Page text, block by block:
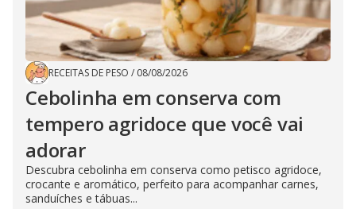
RECEITAS DE PESO / 08/08/2026
Cebolinha em conserva com
tempero agridoce que você vai
adorar
Descubra cebolinha em conserva como petisco agridoce,
crocante e aromático, perfeito para acompanhar carnes,
sanduíches e tábuas...